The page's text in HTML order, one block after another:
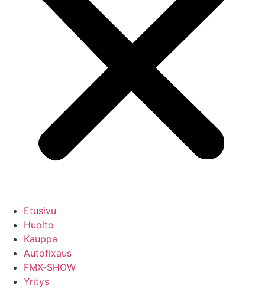
Etusivu
Huolto
Kauppa
Autofixaus
FMX-SHOW
Yritys